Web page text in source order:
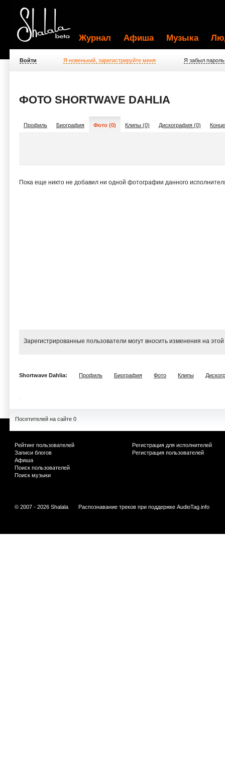
Журнал Афиша Музыка
Войти Я новенький, зарегистрируйте меня Я забыл пароль
ФОТО SHORTWAVE DAHLIA
Профиль Биография Фото (0) Клипы (0) Дискография (0)
Пока еще никто не добавил ни одной фотографии данного
Зарегистрированные пользователи могут вносить изменения на
Shortwave Dahlia: Профиль Биография Фото Клипы
Посетителей на сайте 0
Рейтинг пользователей
Записи блогов
Афиша
Поиск пользователей
Поиск музыки
Регистрация для исполнителей
Регистрация пользователей
© 2007 - 2026 Shalala Распознавание треков при поддержке AudioTag.info